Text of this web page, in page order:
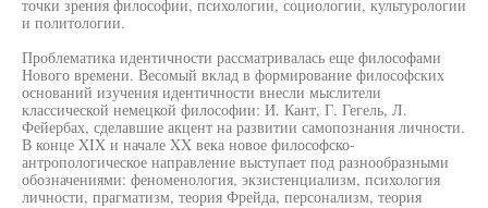
точки зрения философии, психологии, социологии, культурологии
и политологии.
Проблематика идентичности рассматривалась еще философами
Нового времени. Весомый вклад в формирование философских
оснований изучения идентичности внесли мыслители
классической немецкой философии: И. Кант, Г. Гегель, Л.
Фейербах, сделавшие акцент на развитии самопознания личности.
В конце XIX и начале XX века новое философско-
антропологическое направление выступает под разнообразными
обозначениями: феноменология, экзистенциализм, психология
личности, прагматизм, теория Фрейда, персонализм, теория